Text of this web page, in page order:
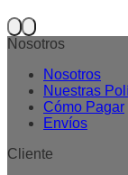
Nosotros
Nosotros
Nuestras
Cómo Pagar
Envíos
Cliente